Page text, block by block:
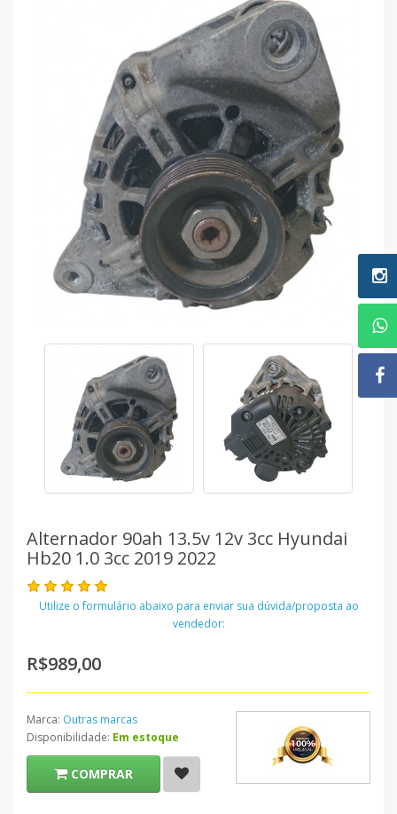
Alternador 90ah 13.5v 12v 3cc Hyundai
Hb20 1.0 3cc 2019 2022
Utilize o formulário abaixo para enviar sua dúvida/proposta ao
vendedor:
R$989,00
Marca: Outras marcas
Disponibilidade: Em estoque
COMPRAR